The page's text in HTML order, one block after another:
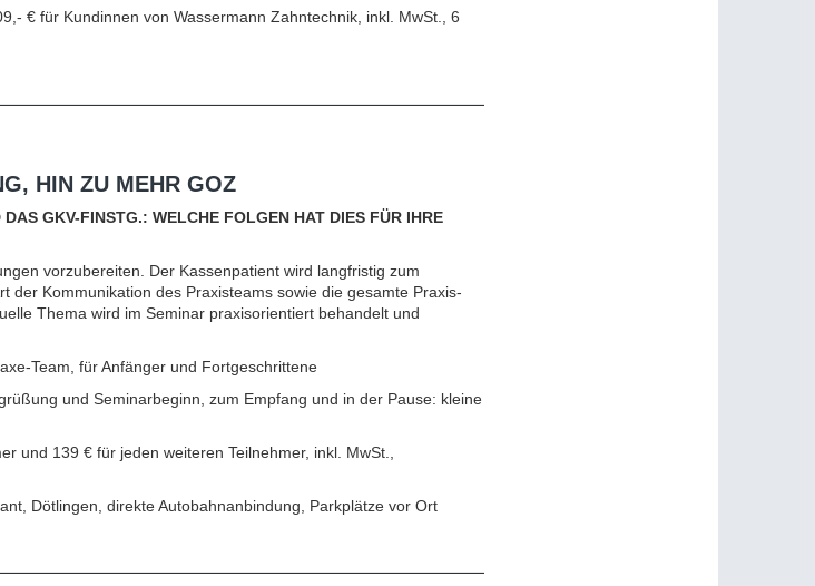
€ für Kundinnen von Wassermann Zahntechnik, inkl. MwSt., 6
HIN ZU MEHR GOZ
GKV-FINSTG.: WELCHE FOLGEN HAT DIES FÜR IHRE
vorzubereiten. Der Kassenpatient wird langfristig zum
der Kommunikation des Praxisteams sowie die gesamte Praxis-
Thema wird im Seminar praxisorientiert behandelt und
Team, für Anfänger und Fortgeschrittene
und Seminarbeginn, zum Empfang und in der Pause: kleine
und 139 € für jeden weiteren Teilnehmer, inkl. MwSt.,
Dötlingen, direkte Autobahnanbindung, Parkplätze vor Ort